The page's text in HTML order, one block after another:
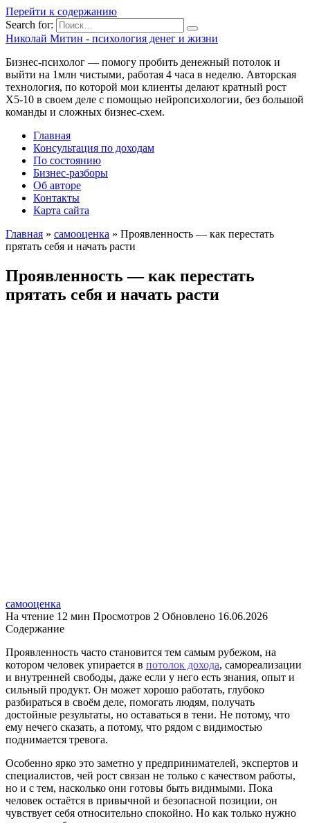
Перейти к содержанию
Search for:
Николай Митин - психология денег и жизни
Бизнес-психолог — помогу пробить денежный потолок и
выйти на 1млн чистыми, работая 4 часа в неделю. Авторская
технология, по которой мои клиенты делают кратный рост
Х5-10 в своем деле с помощью нейропсихологии, без большой
команды и сложных бизнес-схем.
Главная
Консультация по доходам
По состоянию
Бизнес-разборы
Об авторе
Контакты
Карта сайта
Главная » самооценка » Проявленность — как перестать
прятать себя и начать расти
Проявленность — как перестать
прятать себя и начать расти
самооценка
На чтение 12 мин Просмотров 2 Обновлено 16.06.2026
Содержание
Проявленность часто становится тем самым рубежом, на
котором человек упирается в потолок дохода, самореализации
и внутренней свободы, даже если у него есть знания, опыт и
сильный продукт. Он может хорошо работать, глубоко
разбираться в своём деле, помогать людям, получать
достойные результаты, но оставаться в тени. Не потому, что
ему нечего сказать, а потому, что рядом с видимостью
поднимается тревога.
Особенно ярко это заметно у предпринимателей, экспертов и
специалистов, чей рост связан не только с качеством работы,
но и с тем, насколько они готовы быть видимыми. Пока
человек остаётся в привычной и безопасной позиции, он
чувствует себя относительно спокойно. Но как только нужно